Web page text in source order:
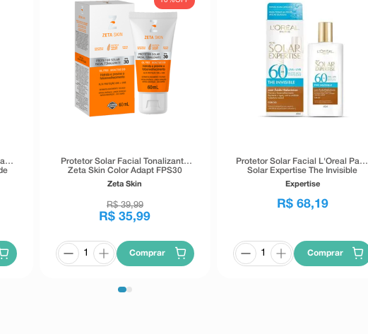
Protetor Solar Facial Tonalizante
Zeta Skin Color Adapt FPS30
60ml
Zeta Skin
R$ 39,99
R$ 35,99
Comprar
Protetor Solar Facial L'Oreal Paris
Solar Expertise The Invisible
FPS60 Cor 5.0 40g
Expertise
R$ 68,19
Comprar